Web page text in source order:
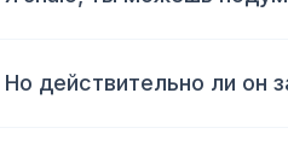
Но действительно ли он